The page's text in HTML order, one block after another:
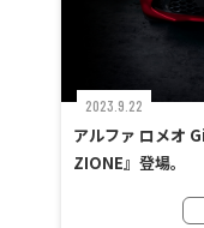
2023.9.22
アルファ ロメオ
ZIONE』登場。